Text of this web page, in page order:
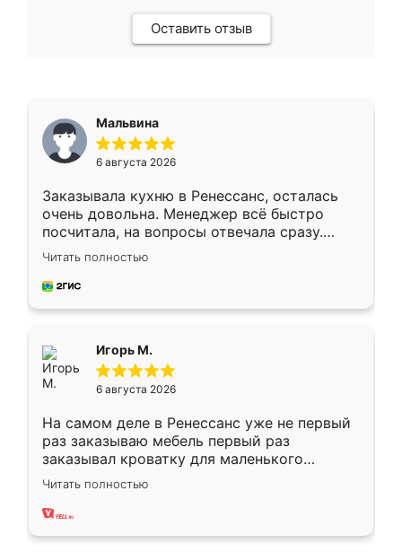
Оставить отзыв
Мальвина
6 августа 2026
Заказывала кухню в Ренессанс, осталась
очень довольна. Менеджер всё быстро
посчитала, на вопросы отвечала сразу.
Замерщик приехал в субботу, подошёл к
делу со всей ответственностью. Собрали
за день, ребята работали аккуратно, даже
Читать полностью
Игорь М.
6 августа 2026
На самом деле в Ренессанс уже не первый
раз заказываю мебель первый раз
заказывал кроватку для маленького
ребёнка при его рождении ,во второй раз
заказал шкаф-купе. По качеству очень
хорошее сборка достаточно быстрая,
Читать полностью